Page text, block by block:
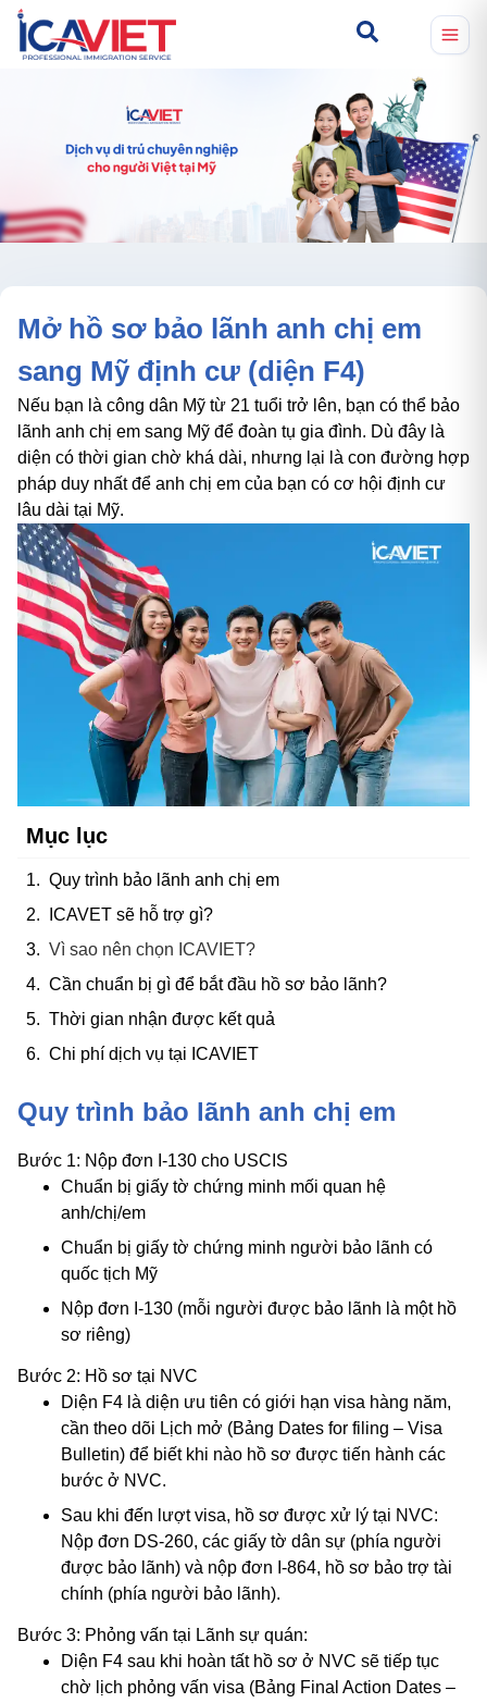
Mở hồ sơ bảo lãnh anh chị em
sang Mỹ định cư (diện F4)
Nếu bạn là công dân Mỹ từ 21 tuổi trở lên, bạn có thể bảo
lãnh anh chị em sang Mỹ để đoàn tụ gia đình. Dù đây là
diện có thời gian chờ khá dài, nhưng lại là con đường hợp
pháp duy nhất để anh chị em của bạn có cơ hội định cư
lâu dài tại Mỹ.
Mục lục
Quy trình bảo lãnh anh chị em
ICAVET sẽ hỗ trợ gì?
Vì sao nên chọn ICAVIET?
Cần chuẩn bị gì để bắt đầu hồ sơ bảo lãnh?
Thời gian nhận được kết quả
Chi phí dịch vụ tại ICAVIET
Quy trình bảo lãnh anh chị em
Bước 1: Nộp đơn I-130 cho USCIS
Chuẩn bị giấy tờ chứng minh mối quan hệ
anh/chị/em
Chuẩn bị giấy tờ chứng minh người bảo lãnh có
quốc tịch Mỹ
Nộp đơn I-130 (mỗi người được bảo lãnh là một hồ
sơ riêng)
Bước 2: Hồ sơ tại NVC
Diện F4 là diện ưu tiên có giới hạn visa hàng năm,
cần theo dõi Lịch mở (Bảng Dates for filing – Visa
Bulletin) để biết khi nào hồ sơ được tiến hành các
bước ở NVC.
Sau khi đến lượt visa, hồ sơ được xử lý tại NVC:
Nộp đơn DS-260, các giấy tờ dân sự (phía người
được bảo lãnh) và nộp đơn I-864, hồ sơ bảo trợ tài
chính (phía người bảo lãnh).
Bước 3: Phỏng vấn tại Lãnh sự quán:
Diện F4 sau khi hoàn tất hồ sơ ở NVC sẽ tiếp tục
chờ lịch phỏng vấn visa (Bảng Final Action Dates –